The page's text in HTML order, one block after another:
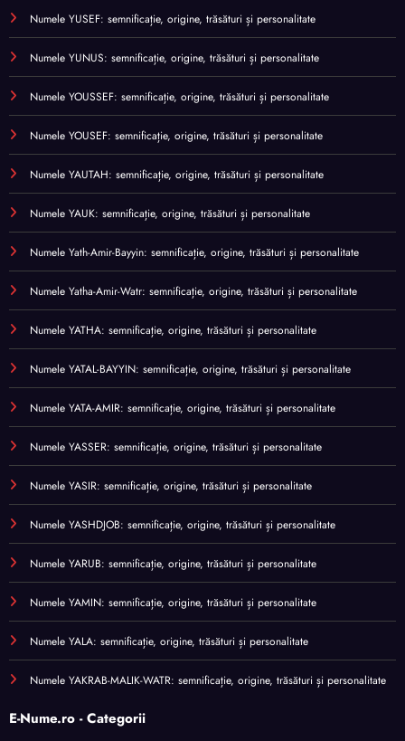
Numele YUSEF: semnificație, origine, trăsături și personalitate
Numele YUNUS: semnificație, origine, trăsături și personalitate
Numele YOUSSEF: semnificație, origine, trăsături și personalitate
Numele YOUSEF: semnificație, origine, trăsături și personalitate
Numele YAUTAH: semnificație, origine, trăsături și personalitate
Numele YAUK: semnificație, origine, trăsături și personalitate
Numele Yath-Amir-Bayyin: semnificație, origine, trăsături și personalitate
Numele Yatha-Amir-Watr: semnificație, origine, trăsături și personalitate
Numele YATHA: semnificație, origine, trăsături și personalitate
Numele YATAL-BAYYIN: semnificație, origine, trăsături și personalitate
Numele YATA-AMIR: semnificație, origine, trăsături și personalitate
Numele YASSER: semnificație, origine, trăsături și personalitate
Numele YASIR: semnificație, origine, trăsături și personalitate
Numele YASHDJOB: semnificație, origine, trăsături și personalitate
Numele YARUB: semnificație, origine, trăsături și personalitate
Numele YAMIN: semnificație, origine, trăsături și personalitate
Numele YALA: semnificație, origine, trăsături și personalitate
Numele YAKRAB-MALIK-WATR: semnificație, origine, trăsături și personalitate
E-Nume.ro - Categorii